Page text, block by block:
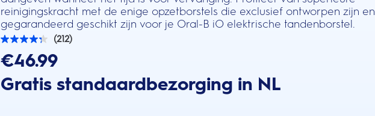
reinigingskracht met de enige opzetborstels die exclusief ontworpen zijn en
gegarandeerd geschikt zijn voor je Oral-B iO elektrische tandenborstel.
(212)
4.3
de
sterren.
212
€46.99
Gratis standaardbezorging in NL